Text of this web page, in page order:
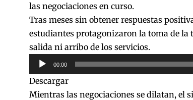
las negociaciones en curso.
Tras meses sin obtener respuestas
estudiantes protagonizaron la toma de
salida ni arribo de los servicios.
Reproductor
de
audio
00:00
Descargar
Mientras las negociaciones se dilatan, el